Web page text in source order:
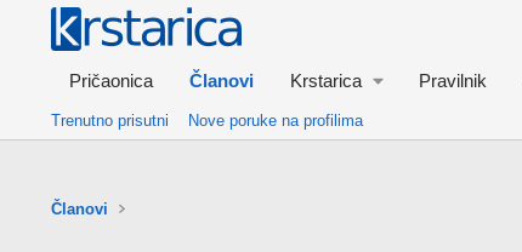
Pričaonica Članovi Krstarica Pravilnik
Trenutno prisutni Nove poruke na profilima
Članovi